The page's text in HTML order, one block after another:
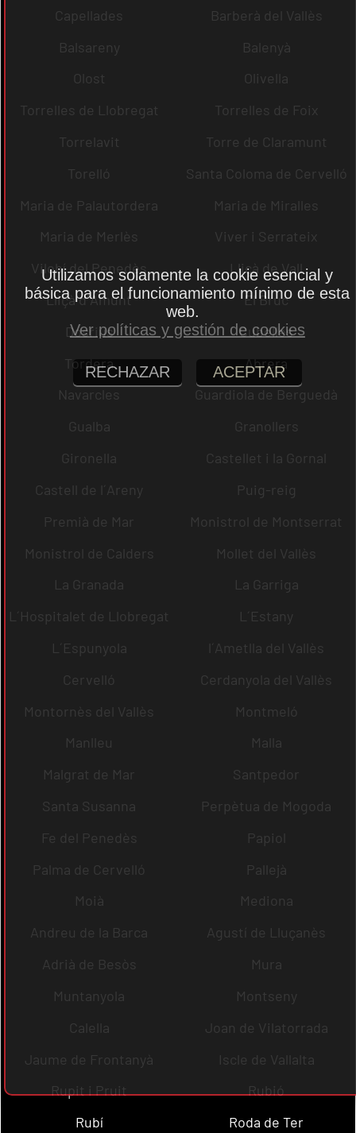
Capellades
Barberà del Vallès
Balsareny
Balenyà
Olost
Olivella
Torrelles de Llobregat
Torrelles de Foix
Torrelavit
Torre de Claramunt
Torelló
Santa Coloma de Cervelló
Maria de Palautordera
Maria de Miralles
Maria de Merlès
Viver i Serrateix
Vilobí del Penedès
Lliçà de Vall
Lliçà d´Amunt
El Bruc
Dosrius
Cubelles
Tordera
Abrera
Navarcles
Guardiola de Berguedà
Gualba
Granollers
Gironella
Castellet i la Gornal
Castell de l´Areny
Puig-reig
Premià de Mar
Monistrol de Montserrat
Monistrol de Calders
Mollet del Vallès
La Granada
La Garriga
L´Hospitalet de Llobregat
L´Estany
L´Espunyola
l´Ametlla del Vallès
Cervelló
Cerdanyola del Vallès
Montornès del Vallès
Montmeló
Manlleu
Malla
Malgrat de Mar
Santpedor
Santa Susanna
Perpètua de Mogoda
Fe del Penedès
Papiol
Palma de Cervelló
Pallejà
Moià
Mediona
Andreu de la Barca
Agustí de Lluçanès
Adrià de Besòs
Mura
Muntanyola
Montseny
Calella
Joan de Vilatorrada
Jaume de Frontanyà
Iscle de Vallalta
Rupit i Pruit
Rubió
Rubí
Roda de Ter
Utilizamos solamente la cookie esencial y
básica para el funcionamiento mínimo de esta
web.
Ver políticas y gestión de cookies
RECHAZAR ACEPTAR